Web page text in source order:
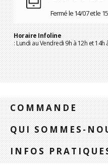
Fermé le 14/07 et le
Horaire Infoline
: Lundi au Vendredi 9h à 12h et 14h
COMMANDE
QUI SOMMES-
INFOS